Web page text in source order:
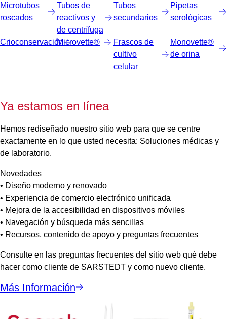
Microtubos
roscados
Tubos de
reactivos y
de centrífuga
Tubos
secundarios
Pipetas
serológicas
CrioconservaciónMicrovette®
Frascos de
cultivo
celular
Monovette®
de orina
Ya estamos en línea
Hemos rediseñado nuestro sitio web para que se centre
exactamente en lo que usted necesita: Soluciones médicas y
de laboratorio.
Novedades
• Diseño moderno y renovado
• Experiencia de comercio electrónico unificada
• Mejora de la accesibilidad en dispositivos móviles
• Navegación y búsqueda más sencillas
• Recursos, contenido de apoyo y preguntas frecuentes
Consulte en las preguntas frecuentes del sitio web qué debe
hacer como cliente de SARSTEDT y como nuevo cliente.
Más Información